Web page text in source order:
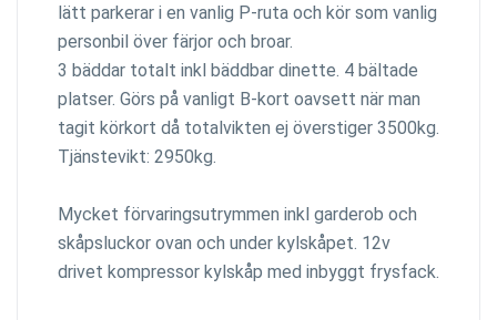
lätt parkerar i en vanlig P-ruta och kör som vanlig
personbil över färjor och broar.
3 bäddar totalt inkl bäddbar dinette. 4 bältade
platser. Görs på vanligt B-kort oavsett när man
tagit körkort då totalvikten ej överstiger 3500kg.
Tjänstevikt: 2950kg.
Mycket förvaringsutrymmen inkl garderob och
skåpsluckor ovan och under kylskåpet. 12v
drivet kompressor kylskåp med inbyggt frysfack.